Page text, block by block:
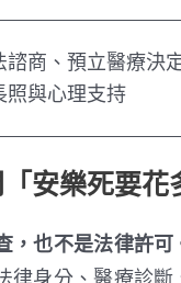
諮商、預立醫療決
照與心理支持
安樂死要花
，也不是法律許可
律身分、醫療診